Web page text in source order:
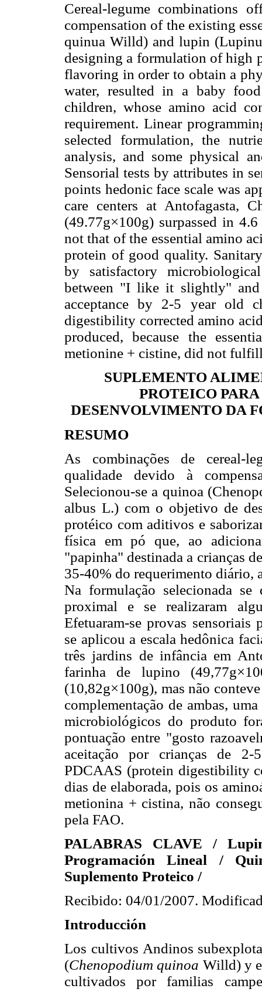
Cereal-legume combinations
compensation of the existing
quinua Willd) and lupin
designing a formulation of high
flavoring in order to obtain a
water, resulted in a baby
children, whose amino acid
requirement. Linear
selected formulation, the
analysis, and some physical
Sensorial tests by attributes in
points hedonic face scale was
care centers at Antofagasta,
(49.77g×100g) surpassed in
not that of the essential amino
protein of good quality.
by satisfactory
between "I like it slightly"
acceptance by 2-5 year old
digestibility corrected amino
produced, because the
metionine + cistine, did not
SUPLEMENTO
PROTEICO
DESENVOLVIMENTO DA
RESUMO
As combinações de cereal-
qualidade devido à
Selecionou-se a quinoa
albus L.) com o objetivo de
protéico com aditivos e
física em pó que, ao
"papinha" destinada a crianças
35-40% do requerimento diário,
Na formulação selecionada
proximal e se realizaram
Efetuaram-se provas
se aplicou a escala hedônica
três jardins de infância em
farinha de lupino
(10,82g×100g), mas não
complementação de ambas,
microbiológicos do produto
pontuação entre "gosto
aceitação por crianças de
PDCAAS (protein digestibility
dias de elaborada, pois os
metionina + cistina, não
pela FAO.
PALABRAS CLAVE /
Programación Lineal /
Suplemento Proteico /
Recibido: 04/01/2007.
Introducción
Los cultivos Andinos
(Chenopodium quinoa Willd) y
cultivados por familias